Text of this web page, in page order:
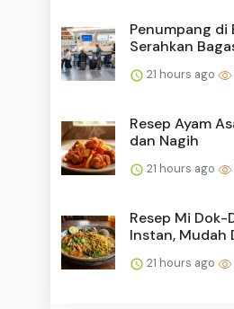
Penumpang di
Serahkan
21 hours ago
Resep Ayam
dan Nagih
21 hours ago
Resep Mi Dok-
Instan, Mudah
21 hours ago